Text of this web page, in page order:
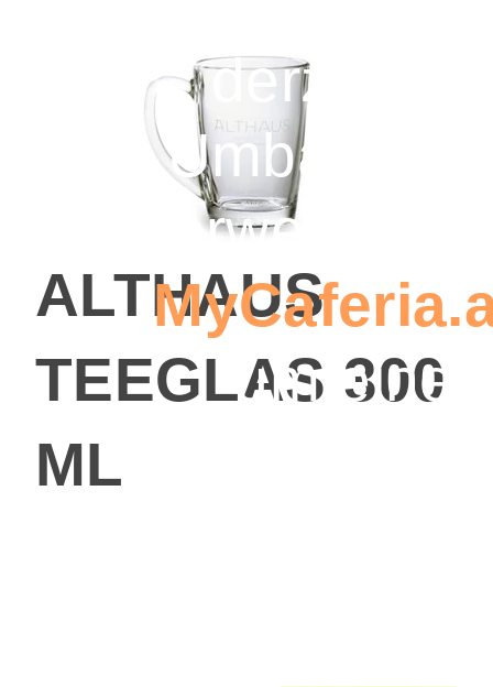
ALTHAUS
TEEGLAS 300
ML
derzeit im
Umbau.
verwenden
um eine